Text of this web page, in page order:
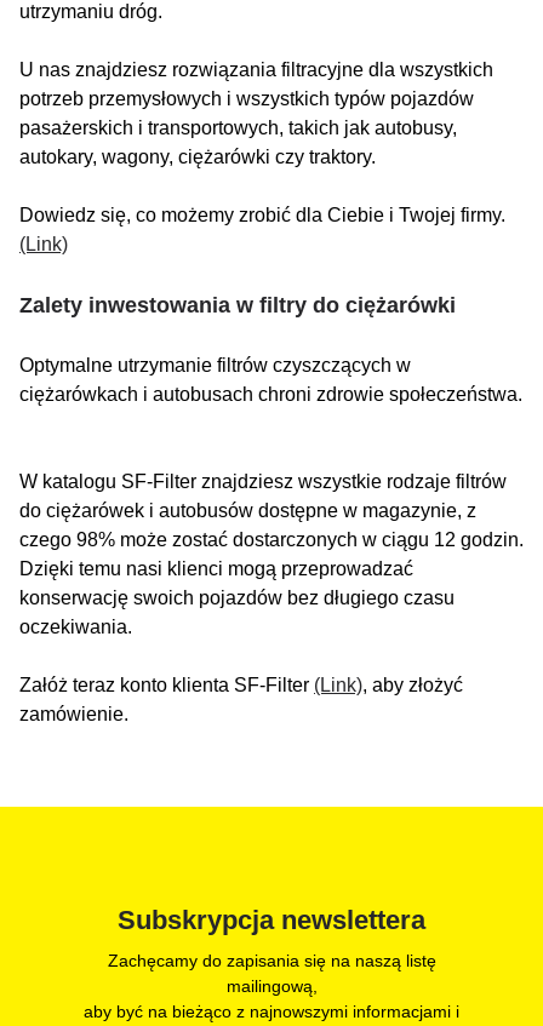
utrzymaniu dróg.
U nas znajdziesz rozwiązania filtracyjne dla wszystkich
potrzeb przemysłowych i wszystkich typów pojazdów
pasażerskich i transportowych, takich jak autobusy,
autokary, wagony, ciężarówki czy traktory.
Dowiedz się, co możemy zrobić dla Ciebie i Twojej firmy.
(Link)
Zalety inwestowania w filtry do ciężarówki
Optymalne utrzymanie filtrów czyszczących w
ciężarówkach i autobusach chroni zdrowie społeczeństwa.
W katalogu SF-Filter znajdziesz wszystkie rodzaje filtrów
do ciężarówek i autobusów dostępne w magazynie, z
czego 98% może zostać dostarczonych w ciągu 12 godzin.
Dzięki temu nasi klienci mogą przeprowadzać
konserwację swoich pojazdów bez długiego czasu
oczekiwania.
Załóż teraz konto klienta SF-Filter (Link), aby złożyć
zamówienie.
Subskrypcja newslettera
Zachęcamy do zapisania się na naszą listę
mailingową,
aby być na bieżąco z najnowszymi informacjami i